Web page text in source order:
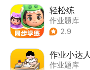
轻松练
作业题库
2.9
作业小达人
作业题库